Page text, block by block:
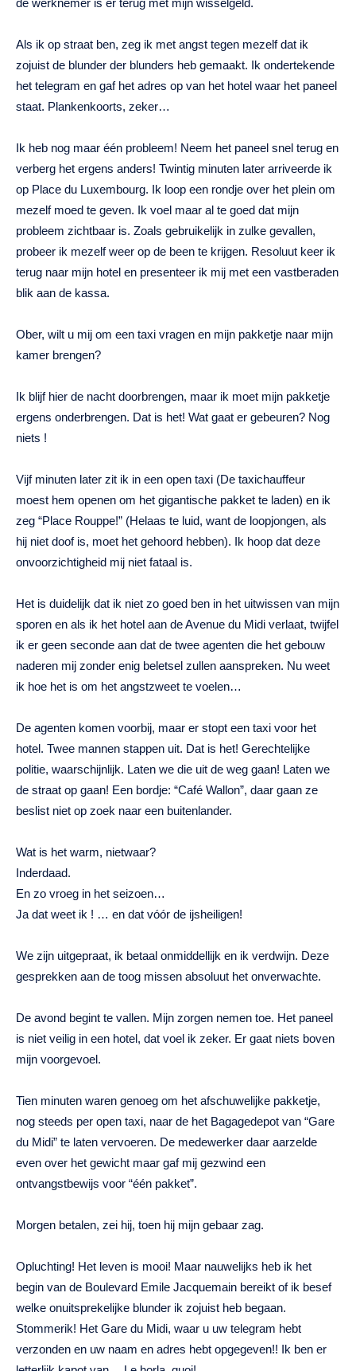
de werknemer is er terug met mijn wisselgeld.
Als ik op straat ben, zeg ik met angst tegen mezelf dat ik
zojuist de blunder der blunders heb gemaakt. Ik ondertekende
het telegram en gaf het adres op van het hotel waar het paneel
staat. Plankenkoorts, zeker…
Ik heb nog maar één probleem! Neem het paneel snel terug en
verberg het ergens anders! Twintig minuten later arriveerde ik
op Place du Luxembourg. Ik loop een rondje over het plein om
mezelf moed te geven. Ik voel maar al te goed dat mijn
probleem zichtbaar is. Zoals gebruikelijk in zulke gevallen,
probeer ik mezelf weer op de been te krijgen. Resoluut keer ik
terug naar mijn hotel en presenteer ik mij met een vastberaden
blik aan de kassa.
Ober, wilt u mij om een ​​taxi vragen en mijn pakketje naar mijn
kamer brengen?
Ik blijf hier de nacht doorbrengen, maar ik moet mijn pakketje
ergens onderbrengen. Dat is het! Wat gaat er gebeuren? Nog
niets !
Vijf minuten later zit ik in een open taxi (De taxichauffeur
moest hem openen om het gigantische pakket te laden) en ik
zeg “Place Rouppe!” (Helaas te luid, want de loopjongen, als
hij niet doof is, moet het gehoord hebben). Ik hoop dat deze
onvoorzichtigheid mij niet fataal is.
Het is duidelijk dat ik niet zo goed ben in het uitwissen van mijn
sporen en als ik het hotel aan de Avenue du Midi verlaat, twijfel
ik er geen seconde aan dat de twee agenten die het gebouw
naderen mij zonder enig beletsel zullen aanspreken. Nu weet
ik hoe het is om het angstzweet te voelen…
De agenten komen voorbij, maar er stopt een taxi voor het
hotel. Twee mannen stappen uit. Dat is het! Gerechtelijke
politie, waarschijnlijk. Laten we die uit de weg gaan! Laten we
de straat op gaan! Een bordje: “Café Wallon”, daar gaan ze
beslist niet op zoek naar een buitenlander.
Wat is het warm, nietwaar?
Inderdaad.
En zo vroeg in het seizoen…
Ja dat weet ik ! … en dat vóór de ijsheiligen!
We zijn uitgepraat, ik betaal onmiddellijk en ik verdwijn. Deze
gesprekken aan de toog missen absoluut het onverwachte.
De avond begint te vallen. Mijn zorgen nemen toe. Het paneel
is niet veilig in een hotel, dat voel ik zeker. Er gaat niets boven
mijn voorgevoel.
Tien minuten waren genoeg om het afschuwelijke pakketje,
nog steeds per open taxi, naar de het Bagagedepot van “Gare
du Midi” te laten vervoeren. De medewerker daar aarzelde
even over het gewicht maar gaf mij gezwind een
ontvangstbewijs voor “één pakket”.
Morgen betalen, zei hij, toen hij mijn gebaar zag.
Opluchting! Het leven is mooi! Maar nauwelijks heb ik het
begin van de Boulevard Emile Jacquemain bereikt of ik besef
welke onuitsprekelijke blunder ik zojuist heb begaan.
Stommerik! Het Gare du Midi, waar u uw telegram hebt
verzonden en uw naam en adres hebt opgegeven!! Ik ben er